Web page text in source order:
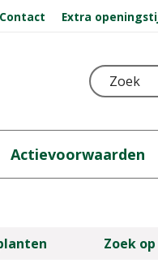
Contact Extra
Actievoorwaarden
Zoek